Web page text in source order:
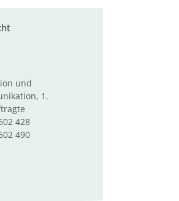
und
1.
428
490